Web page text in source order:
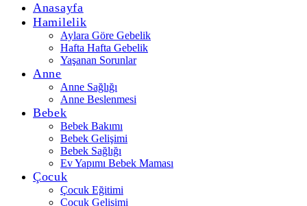
Anasayfa
Hamilelik
Aylara Göre Gebelik
Hafta Hafta Gebelik
Yaşanan Sorunlar
Anne
Anne Sağlığı
Anne Beslenmesi
Bebek
Bebek Bakımı
Bebek Gelişimi
Bebek Sağlığı
Ev Yapımı Bebek Maması
Çocuk
Çocuk Eğitimi
Çocuk Gelişimi